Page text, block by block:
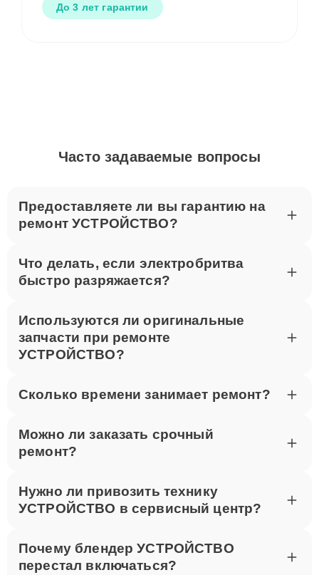
До 3 лет гарантии
Часто задаваемые вопросы
Предоставляете ли вы гарантию на
ремонт УСТРОЙСТВО?
Что делать, если электробритва
быстро разряжается?
Используются ли оригинальные
запчасти при ремонте
УСТРОЙСТВО?
Сколько времени занимает ремонт?
Можно ли заказать срочный
ремонт?
Нужно ли привозить технику
УСТРОЙСТВО в сервисный центр?
Почему блендер УСТРОЙСТВО
перестал включаться?